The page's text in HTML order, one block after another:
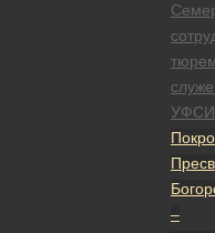
–